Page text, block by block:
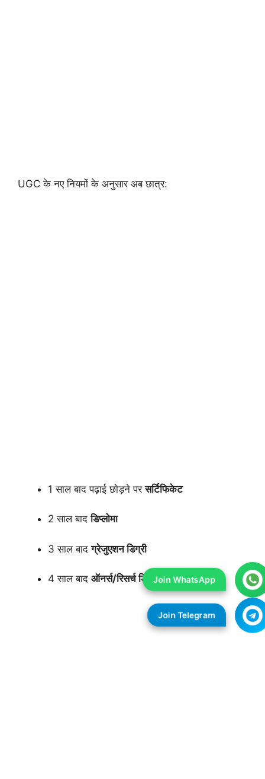
UGC के नए नियमों के अनुसार अब छात्र:
1 साल बाद पढ़ाई छोड़ने परसर्टिफिकेट
2 साल बादडिप्लोमा
3 साल बादग्रेजुएशन डिग्री
4 साल बाद ऑनर्स/रिसर्च डिग्री